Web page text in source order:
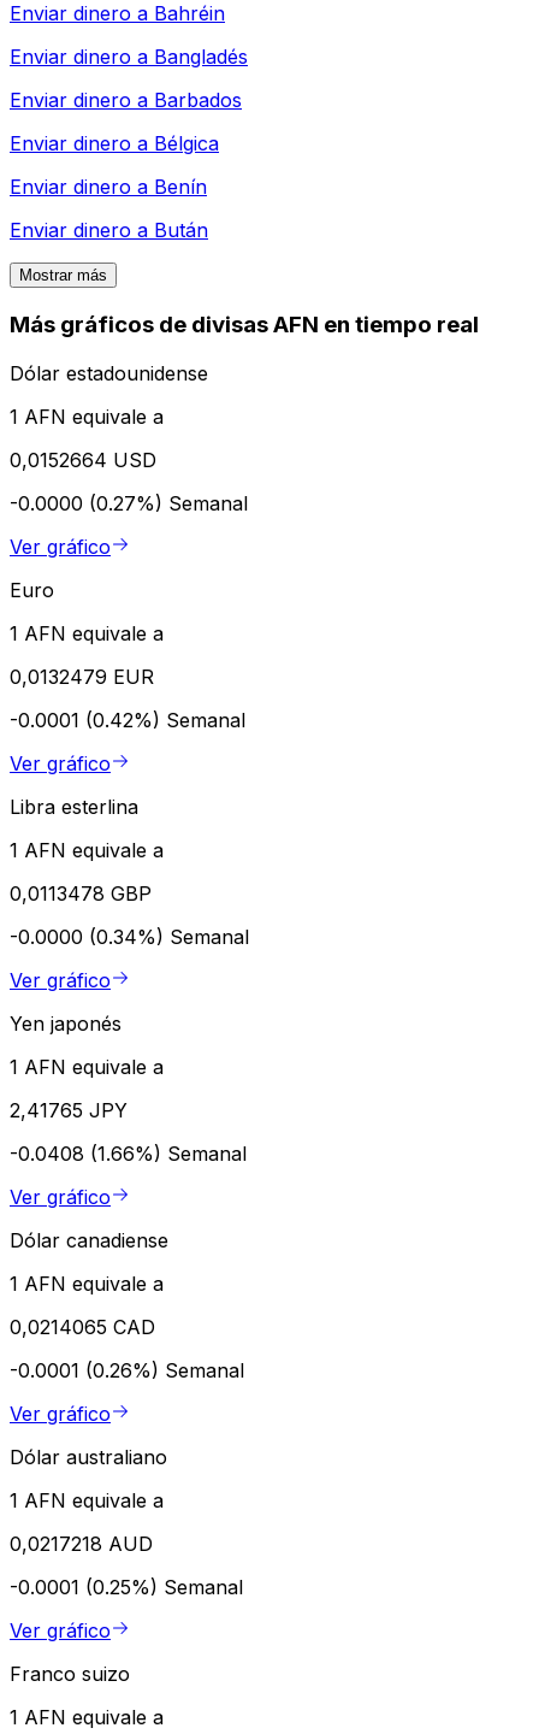
Enviar dinero a Bahréin
Enviar dinero a Bangladés
Enviar dinero a Barbados
Enviar dinero a Bélgica
Enviar dinero a Benín
Enviar dinero a Bután
Mostrar más
Más gráficos de divisas AFN en tiempo real
Dólar estadounidense
1 AFN equivale a
0,0152664 USD
-0.0000 (0.27%) Semanal
Ver gráfico
Euro
1 AFN equivale a
0,0132479 EUR
-0.0001 (0.42%) Semanal
Ver gráfico
Libra esterlina
1 AFN equivale a
0,0113478 GBP
-0.0000 (0.34%) Semanal
Ver gráfico
Yen japonés
1 AFN equivale a
2,41765 JPY
-0.0408 (1.66%) Semanal
Ver gráfico
Dólar canadiense
1 AFN equivale a
0,0214065 CAD
-0.0001 (0.26%) Semanal
Ver gráfico
Dólar australiano
1 AFN equivale a
0,0217218 AUD
-0.0001 (0.25%) Semanal
Ver gráfico
Franco suizo
1 AFN equivale a